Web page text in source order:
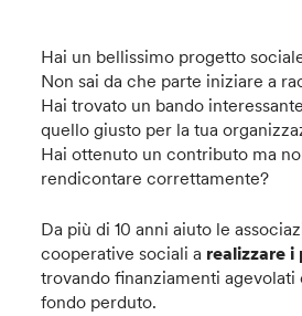
Hai un bellissimo progetto
Non sai da che parte iniziare a
Hai trovato un bando
quello giusto per la tua
Hai ottenuto un contributo ma
rendicontare correttamente?
Da più di 10 anni aiuto le
cooperative sociali a realizzare
trovando finanziamenti
fondo perduto.